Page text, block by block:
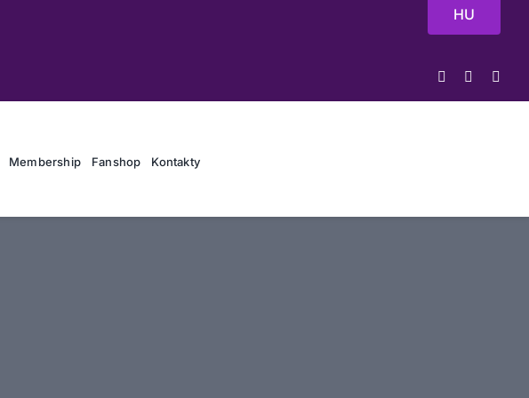
HU
Membership Fanshop Kontakty